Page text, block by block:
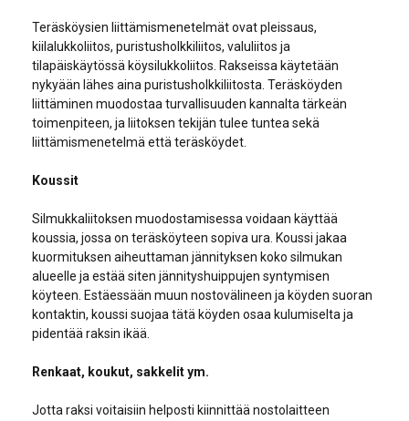
Teräsköysien liittämismenetelmät ovat pleissaus,
kiilalukkoliitos, puristusholkkiliitos, valuliitos ja
tilapäiskäytössä köysilukkoliitos. Rakseissa käytetään
nykyään lähes aina puristusholkkiliitosta. Teräsköyden
liittäminen muodostaa turvallisuuden kannalta tärkeän
toimenpiteen, ja liitoksen tekijän tulee tuntea sekä
liittämismenetelmä että teräsköydet.
Koussit
Silmukkaliitoksen muodostamisessa voidaan käyttää
koussia, jossa on teräsköyteen sopiva ura. Koussi jakaa
kuormituksen aiheuttaman jännityksen koko silmukan
alueelle ja estää siten jännityshuippujen syntymisen
köyteen. Estäessään muun nostovälineen ja köyden suoran
kontaktin, koussi suojaa tätä köyden osaa kulumiselta ja
pidentää raksin ikää.
Renkaat, koukut, sakkelit ym.
Jotta raksi voitaisiin helposti kiinnittää nostolaitteen